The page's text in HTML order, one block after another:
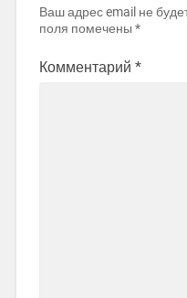
Ваш адрес email не
поля помечены *
Комментарий *